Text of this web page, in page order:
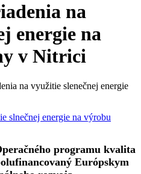
na
energie na
v Nitrici
na využitie slenečnej energie
programu kvalita
Európskym